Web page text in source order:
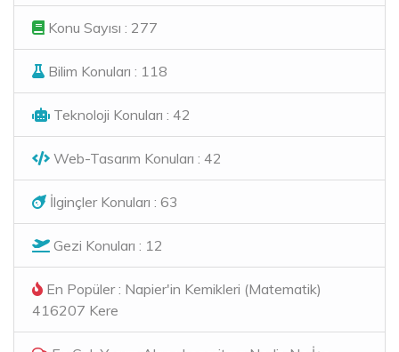
Konu Sayısı : 277
Bilim Konuları : 118
Teknoloji Konuları : 42
Web-Tasarım Konuları : 42
İlginçler Konuları : 63
Gezi Konuları : 12
En Popüler : Napier'in Kemikleri (Matematik)
416207 Kere